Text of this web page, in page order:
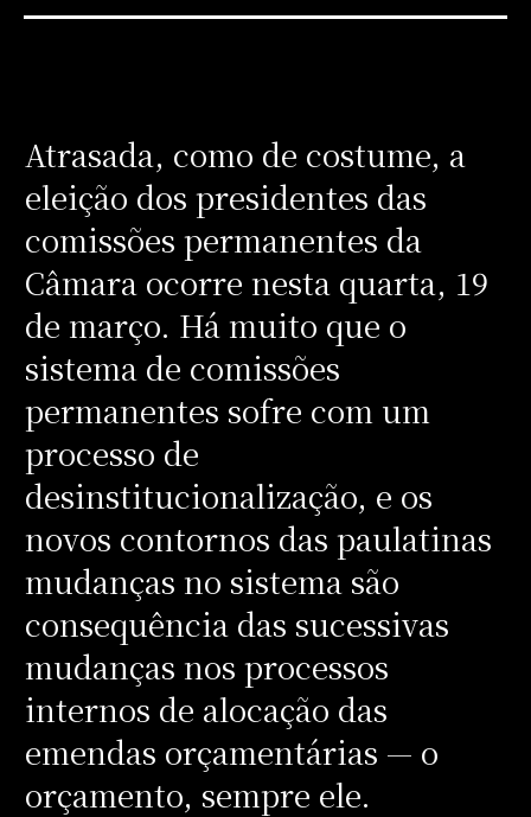
Atrasada, como de costume, a
eleição dos presidentes das
comissões permanentes da
Câmara ocorre nesta quarta, 19
de março. Há muito que o
sistema de comissões
permanentes sofre com um
processo de
desinstitucionalização, e os
novos contornos das paulatinas
mudanças no sistema são
consequência das sucessivas
mudanças nos processos
internos de alocação das
emendas orçamentárias — o
orçamento, sempre ele.